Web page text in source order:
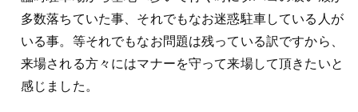
多数落ちていた事、それでもなお迷惑駐車している人が
いる事。等それでもなお問題は残っている訳ですから、
来場される方々にはマナーを守って来場して頂きたいと
感じました。